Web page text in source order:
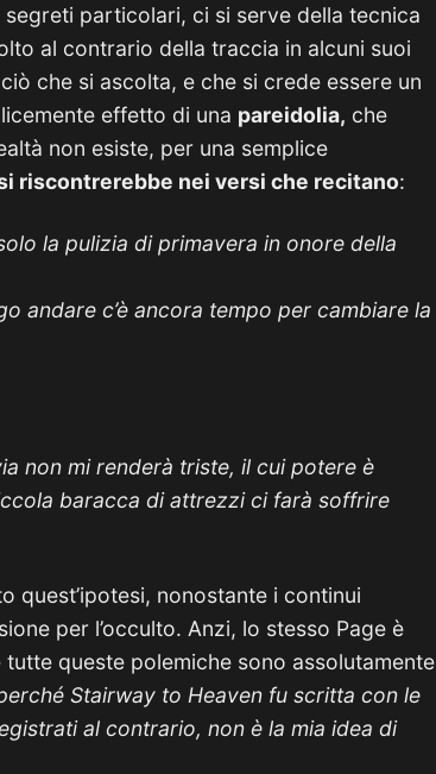
particolari, ci si serve della tecnica
al contrario della traccia in alcuni suoi
che si ascolta, e che si crede essere un
effetto di una pareidolia, che
non esiste, per una semplice
riscontrerebbe nei versi che recitano:
la pulizia di primavera in onore della
andare c’è ancora tempo per cambiare la
non mi renderà triste, il cui potere è
baracca di attrezzi ci farà soffrire
quest’ipotesi, nonostante i continui
per l’occulto. Anzi, lo stesso Page è
queste polemiche sono assolutamente
Stairway to Heaven fu scritta con le
al contrario, non è la mia idea di